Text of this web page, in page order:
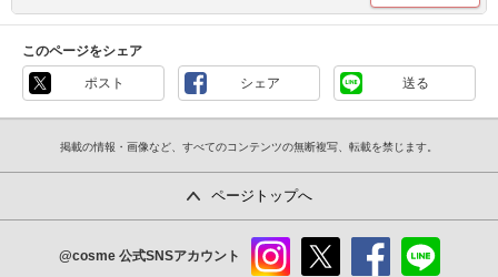
このページをシェア
ポスト シェア 送る
掲載の情報・画像など、すべてのコンテンツの無断複写、転載を禁じます。
ページトップへ
@cosme 公式SNSアカウント